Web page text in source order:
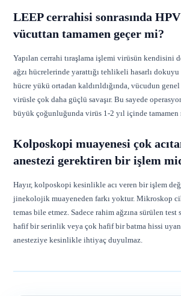
LEEP cerrahisi sonrasında
vücuttan tamamen geçer mi?
Yapılan cerrahi tıraşlama işlemi virüsün kendisini
ağzı hücrelerinde yarattığı tehlikeli hasarlı
hücre yükü ortadan kaldırıldığında, vücudun genel
virüsle çok daha güçlü savaşır. Bu sayede
büyük çoğunluğunda virüs 1-2 yıl içinde tamamen
Kolposkopi muayenesi çok
anestezi gerektiren bir işlem
Hayır, kolposkopi kesinlikle acı veren bir işlem
jinekolojik muayeneden farkı yoktur. Mikroskop
temas bile etmez. Sadece rahim ağzına sürülen test
hafif bir serinlik veya çok hafif bir batma hissi
anesteziye kesinlikle ihtiyaç duyulmaz.